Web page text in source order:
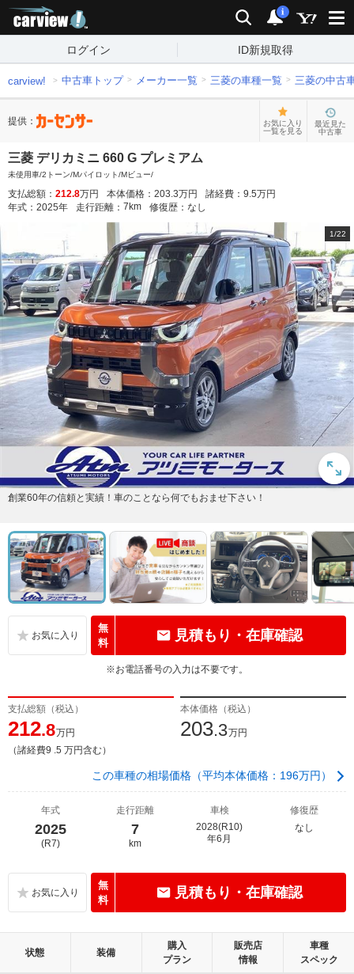
検索 通知
i
ログイン ID新規取得
carview! 中古車トップ メーカー一覧 三菱の車種一覧 三菱の中古
提供：
お気に入り
一覧を見る
最近見た
中古車
三菱 デリカミニ 660 G プレミアム
未使用車/2トーン/Mパイロット/Mビュー/
支払総額： 212.8万円 本体価格： 203.3万円 諸経費： 9.5万円
年式： 2025年 走行距離： 7 km 修復歴： なし
1/22
創業60年の信頼と実績！車のことなら何でもおませ下さい！
無
料
見積もり・在庫確認
※お電話番号の入力は不要です。
支払総額（税込）
212.8万円
（諸経費9 .5 万円含む）
本体価格（税込）
203.3万円
この車種の相場価格（平均本体価格：196万円）
年式
2025
(R7)
走行距離
7
km
車検
2028(R10)
年6月
修復歴
なし
無
料
見積もり・在庫確認
状態 装備
購入
プラン
販売店
情報
車種
スペック